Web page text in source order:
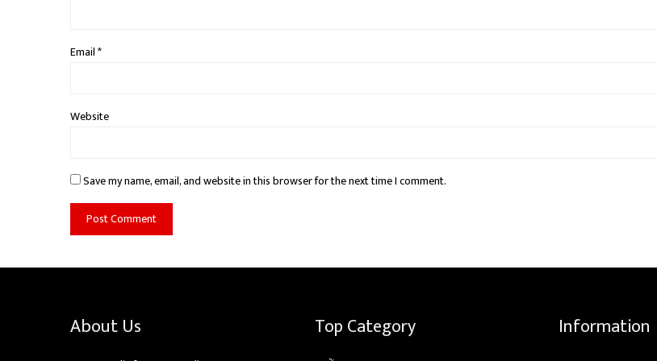
Email*
Website
Save my name, email, and website in this browser for the next time I comment.
About Us Top Category Information